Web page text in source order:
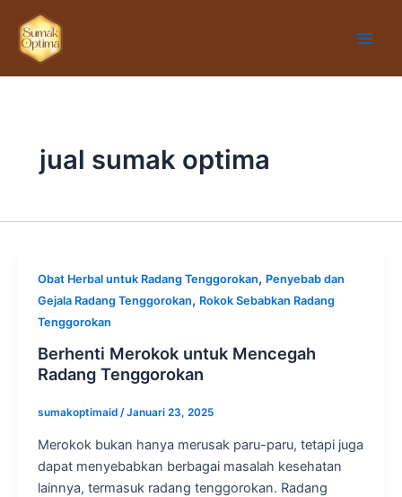
konten
jual sumak optima
Obat Herbal untuk Radang Tenggorokan, Penyebab dan
Gejala Radang Tenggorokan, Rokok Sebabkan Radang
Tenggorokan
Berhenti Merokok untuk Mencegah
Radang Tenggorokan
sumakoptimaid /Januari 23, 2025
Merokok bukan hanya merusak paru-paru, tetapi juga
dapat menyebabkan berbagai masalah kesehatan
lainnya, termasuk radang tenggorokan. Radang